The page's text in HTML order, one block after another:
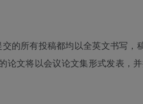
交的所有投稿都均以全英文书写
论文将以会议论文集形式发表，